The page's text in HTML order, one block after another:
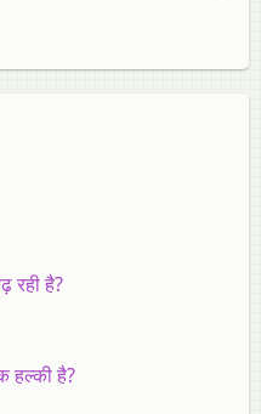
रही है?
हल्की है?